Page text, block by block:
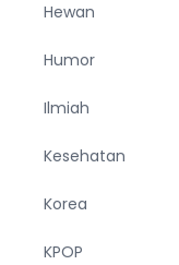
Hewan
Humor
Ilmiah
Kesehatan
Korea
KPOP